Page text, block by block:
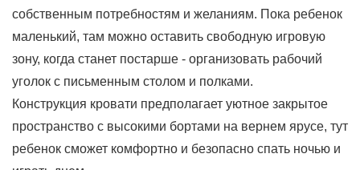
собственным потребностям и желаниям. Пока ребенок
маленький, там можно оставить свободную игровую
зону, когда станет постарше - организовать рабочий
уголок с письменным столом и полками.
Конструкция кровати предполагает уютное закрытое
пространство с высокими бортами на вернем ярусе, тут
ребенок сможет комфортно и безопасно спать ночью и